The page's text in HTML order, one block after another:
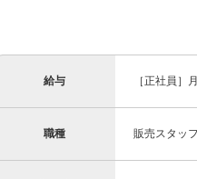
給与 ［正社員］
職種 販売スタッフ